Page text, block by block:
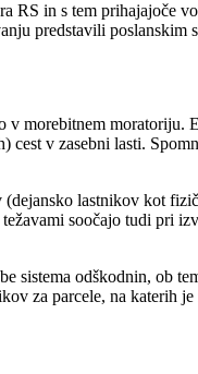
RS in s tem prihajajoče
predstavili
morebitnem moratoriju.
cest v zasebni lasti.
lastnikov kot
soočajo tudi pri
sistema odškodnin, ob
za parcele, na katerih